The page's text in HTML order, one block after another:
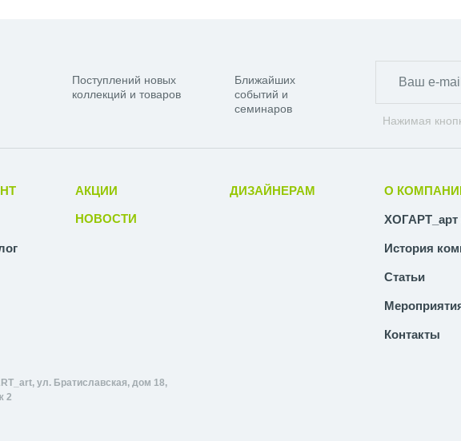
Поступлений новых
коллекций и товаров
Ближайших
событий и
семинаров
Нажимая
АКЦИИ
НОВОСТИ
ДИЗАЙНЕРАМ О
ХОГАРТ_арт
История
Статьи
Контакты
ул. Братиславская, дом 18,
2